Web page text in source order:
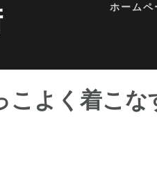
ホームペ
こよく着こな